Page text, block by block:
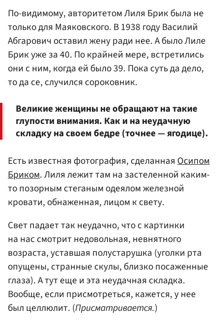
По-видимому, авторитетом Лиля Брик была не
только для Маяковского. В 1938 году Василий
Абгарович оставил жену ради нее. А было Лиле
Брик уже за 40. По крайней мере, встретились
они с ним, когда ей было 39. Пока суть да дело,
то да се, случился сороковник.
Великие женщины не обращают на такие
глупости внимания. Как и на неудачную
складку на своем бедре (точнее — ягодице).
Есть известная фотография, сделаннаяОсипом
Бриком. Лиля лежит там на застеленной каким-
то позорным стеганым одеялом железной
кровати, обнаженная, лицом к свету.
Свет падает так неудачно, что с картинки
на нас смотрит недовольная, невнятного
возраста, уставшая полустарушка (уголки рта
опущены, странные скулы, близко посаженные
глаза). А тут еще и эта неудачная складка.
Вообще, если присмотреться, кажется, у нее
был целлюлит. (Присматривается.)